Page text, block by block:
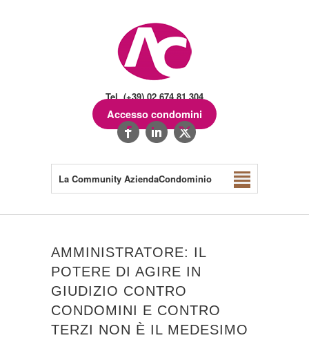
Tel. (+39) 02.674.81.304
Accesso condomini
La Community AziendaCondominio
AMMINISTRATORE: IL
POTERE DI AGIRE IN
GIUDIZIO CONTRO
CONDOMINI E CONTRO
TERZI NON È IL MEDESIMO